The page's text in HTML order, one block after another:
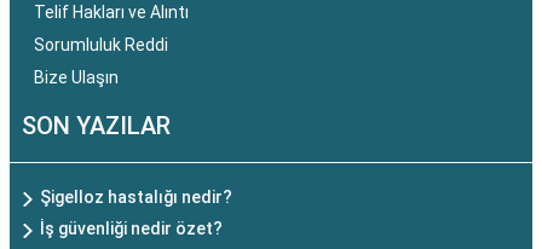
Telif Hakları ve Alıntı
Sorumluluk Reddi
Bize Ulaşın
SON YAZILAR
Şigelloz hastalığı nedir?
İş güvenliği nedir özet?